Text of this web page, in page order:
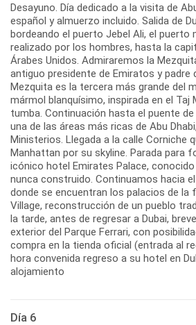
Desayuno. Día dedicado a la visita de
español y almuerzo incluido. Salida de
bordeando el puerto Jebel Ali, el puerto
realizado por los hombres, hasta la
Árabes Unidos. Admiraremos la
antiguo presidente de Emiratos y padre
Mezquita es la tercera más grande del
mármol blanquísimo, inspirada en el Taj
tumba. Continuación hasta el puente
una de las áreas más ricas de Abu
Ministerios. Llegada a la calle Corniche
Manhattan por su skyline. Parada para
icónico hotel Emirates Palace,
nunca construido. Continuamos hacia
donde se encuentran los palacios de la
Village, reconstrucción de un pueblo
la tarde, antes de regresar a Dubai,
exterior del Parque Ferrari, con
compra en la tienda oficial (entrada al
hora convenida regreso a su hotel en
alojamiento
Día 6